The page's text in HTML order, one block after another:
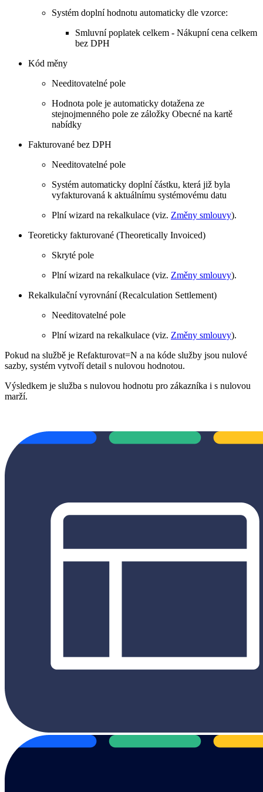
Systém doplní hodnotu automaticky dle vzorce:
Smluvní poplatek celkem - Nákupní cena celkem
bez DPH
Kód měny
Needitovatelné pole
Hodnota pole je automaticky dotažena ze
stejnojmenného pole ze záložky Obecné na kartě
nabídky
Fakturované bez DPH
Needitovatelné pole
Systém automaticky doplní částku, která již byla
vyfakturovaná k aktuálnímu systémovému datu
Plní wizard na rekalkulace (viz. Změny smlouvy).
Teoreticky fakturované (Theoretically Invoiced)
Skryté pole
Plní wizard na rekalkulace (viz. Změny smlouvy).
Rekalkulační vyrovnání (Recalculation Settlement)
Needitovatelné pole
Plní wizard na rekalkulace (viz. Změny smlouvy).
Pokud na službě je Refakturovat=N a na kóde služby jsou nulové
sazby, systém vytvoří detail s nulovou hodnotou.
Výsledkem je služba s nulovou hodnotu pro zákazníka i s nulovou
marží.